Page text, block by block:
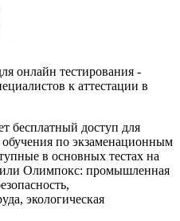
онлайн тестирования -
к аттестации в
бесплатный доступ для
по экзаменационным
в основных тестах на
или Олимпокс: промышленная
экологическая